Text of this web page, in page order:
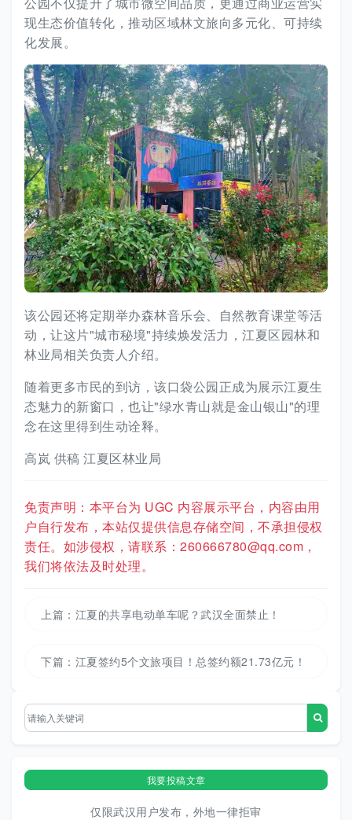
现生态价值转化，推动区域林文旅向多元化、可持续
化发展。
该公园还将定期举办森林音乐会、自然教育课堂等活
动，让这片"城市秘境"持续焕发活力，江夏区园林和
林业局相关负责人介绍。
随着更多市民的到访，该口袋公园正成为展示江夏生
态魅力的新窗口，也让"绿水青山就是金山银山"的理
念在这里得到生动诠释。
高岚 供稿 江夏区林业局
免责声明：本平台为 UGC 内容展示平台，内容由用
户自行发布，本站仅提供信息存储空间，不承担侵权
责任。如涉侵权，请联系：260666780@qq.com，
我们将依法及时处理。
上篇： 江夏的共享电动单车呢？武汉全面禁止！
下篇： 江夏签约5个文旅项目！总签约额21.73亿元！
我要投稿文章
仅限武汉用户发布，外地一律拒审